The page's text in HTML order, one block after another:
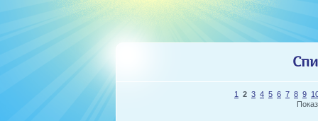
1 2 3 4 5 6 7 8 9